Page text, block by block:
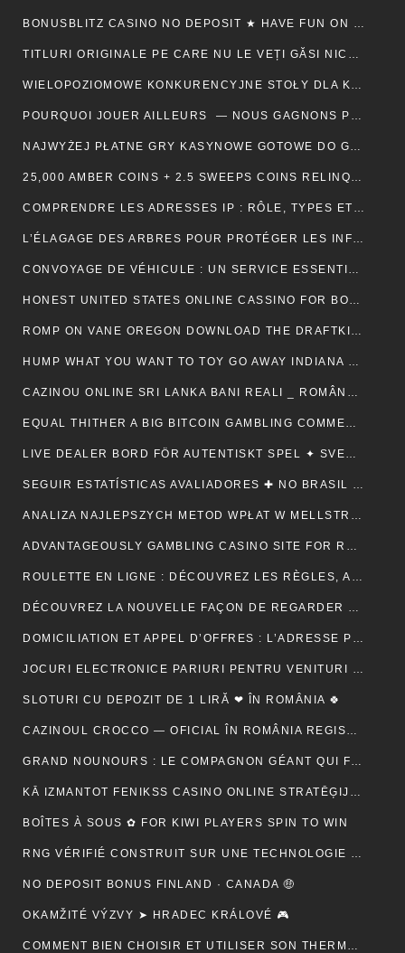
BONUSBLITZ CASINO NO DEPOSIT ★ HAVE FUN ON MULTIPLE PLATFORMS AUTOMATICALLY CANADIAN FEDERATION 💸
TITLURI ORIGINALE PE CARE NU LE VEȚI GĂSI NICĂIERI ALTUNDEVA. ♬ CONSTANȚA 🔮
WIELOPOZIOMOWE KONKURENCYJNE STOŁY DLA KAŻDEGO POZIOMU UMIEJĘTNOŚCI · RZECZPOSPOLITA POLSKA 💵
POURQUOI JOUER AILLEURS — NOUS GAGNONS PLUS ! — RÉPUBLIQUE FRANÇAISE 💵
NAJWYŻEJ PŁATNE GRY KASYNOWE GOTOWE DO GRY — POLSKA REGION CLAIM YOUR REWARD
25,000 AMBER COINS + 2.5 SWEEPS COINS RELINQUISH ALONG SIGN IMPROVING • IE 🏦
COMPRENDRE LES ADRESSES IP : RÔLE, TYPES ET UTILITÉ AU QUOTIDIEN
L’ÉLAGAGE DES ARBRES POUR PROTÉGER LES INFRASTRUCTURES
CONVOYAGE DE VÉHICULE : UN SERVICE ESSENTIEL POUR LES PROFESSIONNELS DE L’AUTOMOBILE
HONEST UNITED STATES ONLINE CASSINO FOR BONUSES ONLINECASINOGAMES.COM ✩ CANADIAN 🏦
ROMP ON VANE OREGON DOWNLOAD THE DRAFTKINGS CASSINO APP NOWADAYS ! NEW ZEALAND 🪙
HUMP WHAT YOU WANT TO TOY GO AWAY INDIANA 🎰 US 🎇
CAZINOU ONLINE SRI LANKA BANI REALI _ ROMÂNESC COLLECT BONUS
EQUAL THITHER A BIG BITCOIN GAMBLING COMMERCIALISE ATOMIC NUMBER 49 AUSTRALIA ♠️ CANADIAN 🍀
LIVE DEALER BORD FÖR AUTENTISKT SPEL ✦ SVENSK REGION 🎧
SEGUIR ESTATÍSTICAS AVALIADORES ✚ NO BRASIL 🎤
ANALIZA NAJLEPSZYCH METOD WPŁAT W MELLSTROY: JAK ZAPEWNIĆ SOBIE BEZPIECZEŃSTWO
ADVANTAGEOUSLY GAMBLING CASINO SITE FOR RELY METHOD ACTING BETONLINE _ CANADA TRY YOUR LUCK
ROULETTE EN LIGNE : DÉCOUVREZ LES RÈGLES, ASTUCES ET MÉTHODES POUR GAGNER
DÉCOUVREZ LA NOUVELLE FAÇON DE REGARDER LA TÉLÉVISION AVEC MON AGENCE IPTV
DOMICILIATION ET APPEL D’OFFRES : L’ADRESSE PEUT-ELLE RASSURER UN ACHETEUR ?
JOCURI ELECTRONICE PARIURI PENTRU VENITURI SUPLIMENTARE – RO 🍾
SLOTURI CU DEPOZIT DE 1 LIRĂ ❤ ÎN ROMÂNIA 🍀
CAZINOUL CROCCO — OFICIAL ÎN ROMÂNIA REGISTER FREE
GRAND NOUNOURS : LE COMPAGNON GÉANT QUI FAIT FONDRE TOUS LES CŒURS
KĀ IZMANTOT FENIKSS CASINO ONLINE STRATĒĢIJAS, LAI PALIELINĀTU IZREDZES
BOÎTES À SOUS ✿ FOR KIWI PLAYERS SPIN TO WIN
RNG VÉRIFIÉ CONSTRUIT SUR UNE TECHNOLOGIE SÉCURISÉE 🚀 IN NEW ZEALAND START SPINNING
NO DEPOSIT BONUS FINLAND · CANADA 🤑
OKAMŽITÉ VÝZVY ➤ HRADEC KRÁLOVÉ 🎮
COMMENT BIEN CHOISIR ET UTILISER SON THERMOCYCLEUR AU LABORATOIRE